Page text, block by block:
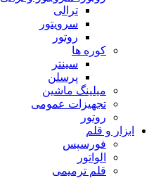
ترالی
سرویتور
روتور
کوره ها
سینتر
پرسلن
میلینگ ماشین
تجهیزات عمومی
روتور
ابزار و قلم
فورسپس
الواتور
قلم ترمیمی